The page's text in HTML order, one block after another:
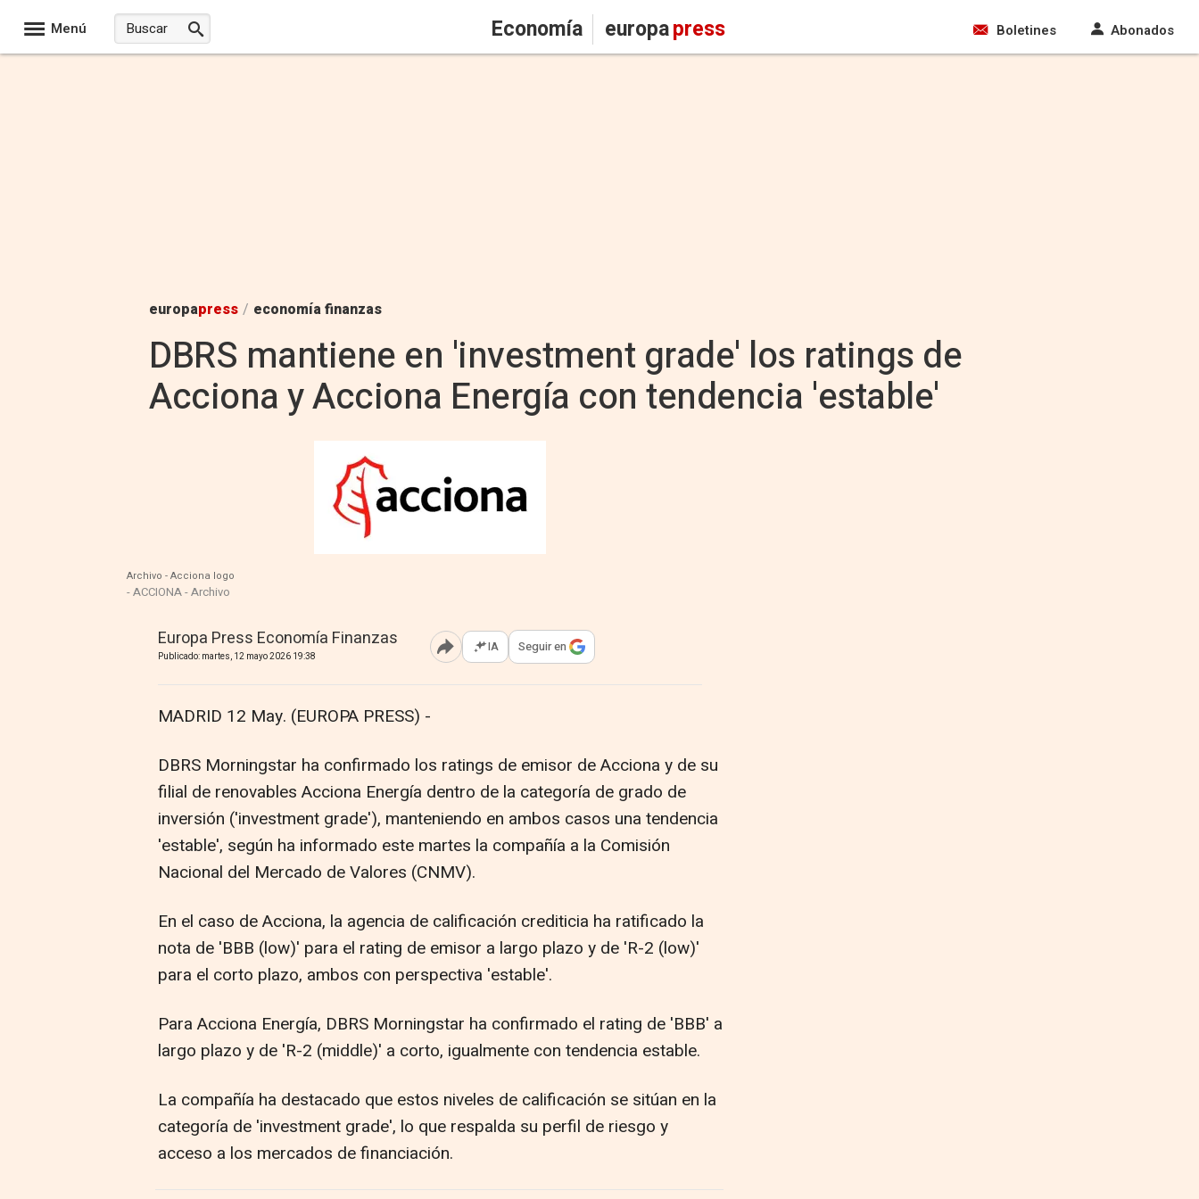
Menú Economía europapress Boletines Abonados
europapress / economía finanzas
DBRS mantiene en 'investment grade' los ratings de
Acciona y Acciona Energía con tendencia 'estable'
Archivo - Acciona logo
- ACCIONA - Archivo
Europa Press Economía Finanzas
Publicado: martes, 12 mayo 2026 19:38 Abrir opciones para compartir
IA Seguir en
MADRID 12 May. (EUROPA PRESS) -
DBRS Morningstar ha confirmado los ratings de emisor de Acciona y de su
filial de renovables Acciona Energía dentro de la categoría de grado de
inversión ('investment grade'), manteniendo en ambos casos una tendencia
'estable', según ha informado este martes la compañía a la Comisión
Nacional del Mercado de Valores (CNMV).
En el caso de Acciona, la agencia de calificación crediticia ha ratificado la
nota de 'BBB (low)' para el rating de emisor a largo plazo y de 'R-2 (low)'
para el corto plazo, ambos con perspectiva 'estable'.
Para Acciona Energía, DBRS Morningstar ha confirmado el rating de 'BBB' a
largo plazo y de 'R-2 (middle)' a corto, igualmente con tendencia estable.
La compañía ha destacado que estos niveles de calificación se sitúan en la
categoría de 'investment grade', lo que respalda su perfil de riesgo y
acceso a los mercados de financiación.